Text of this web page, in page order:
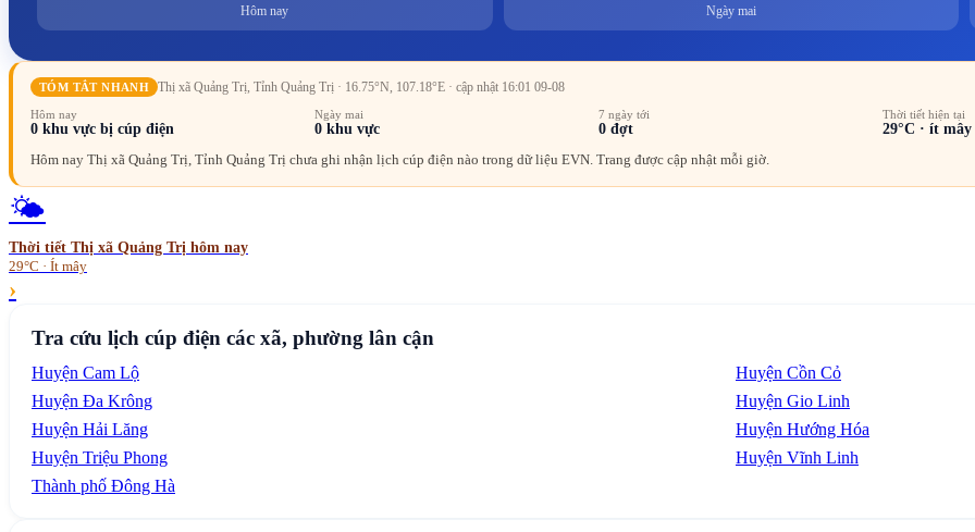
Hôm nay Ngày mai
TÓM TẮT NHANH Thị xã Quảng Trị, Tỉnh Quảng Trị · 16.75°N, 107.18°E · cập nhật 16:01 09-08
Hôm nay
0 khu vực bị cúp điện
Ngày mai
0 khu vực
7 ngày tới
0 đợt
Thời tiết hiện tại
29°C · ít mây
Hôm nay Thị xã Quảng Trị, Tỉnh Quảng Trị chưa ghi nhận lịch cúp điện nào trong dữ liệu EVN. Trang được cập nhật mỗi giờ.
🌤️
Thời tiết Thị xã Quảng Trị hôm nay
29°C · Ít mây
›
Tra cứu lịch cúp điện các xã, phường lân cận
Huyện Cam Lộ
Huyện Cồn Cỏ
Huyện Đa Krông
Huyện Gio Linh
Huyện Hải Lăng
Huyện Hướng Hóa
Huyện Triệu Phong
Huyện Vĩnh Linh
Thành phố Đông Hà